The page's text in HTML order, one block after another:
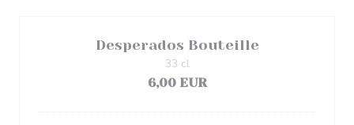
Desperados Bouteille
6,00 EUR
33 cl